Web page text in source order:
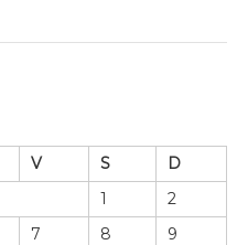
V S
D
1
2
7 8
9